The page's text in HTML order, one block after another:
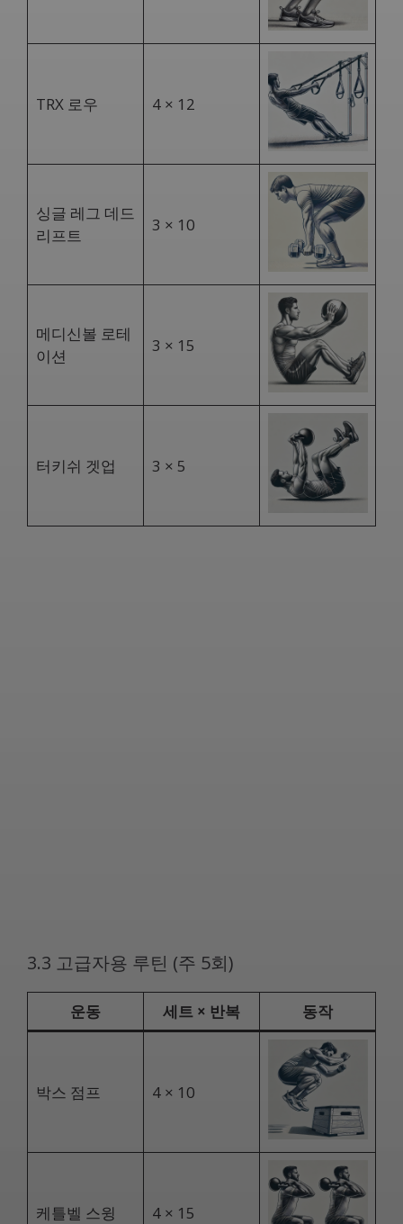
TRX 로우 4 × 12
싱글 레그 데드
리프트
3 × 10
메디신볼 로테
이션
3 × 15
터키쉬 겟업 3 × 5
3.3 고급자용 루틴 (주 5회)
운동 세트 × 반복 동작
박스 점프 4 × 10
케틀벨 스윙 4 × 15